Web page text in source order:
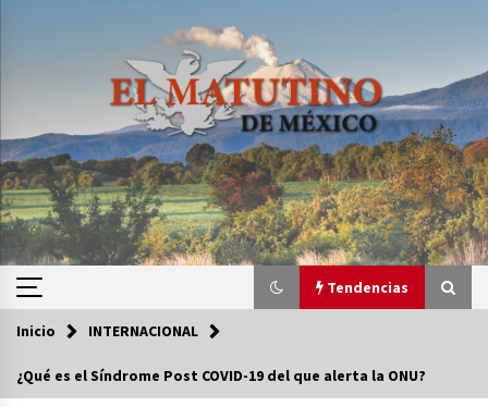
Tendencias
Tendencias
Inicio INTERNACIONAL
¿Qué es el Síndrome Post COVID-19 del que alerta la ONU?